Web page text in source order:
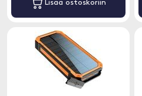
Lisää ostoskoriin